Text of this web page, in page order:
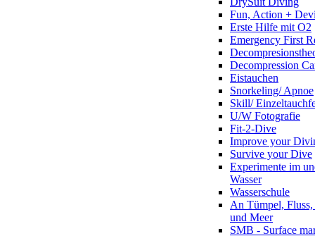
Fun, Action +
Erste Hilfe mit O2
Emergency First
Decompression
Eistauchen
Snorkeling/ Apnoe
Skill/
U/W Fotografie
Fit-2-Dive
Improve your
Survive your Dive
Experimente im
Wasser
Wasserschule
An Tümpel,
und Meer
SMB - Surface